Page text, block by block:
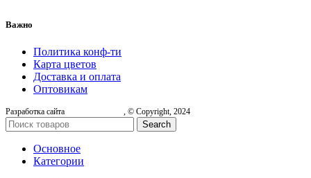
Важно
Политика конф-ти
Карта цветов
Доставка и оплата
Оптовикам
Разработка сайта , © Copyright, 2024
Search
Основное
Категории